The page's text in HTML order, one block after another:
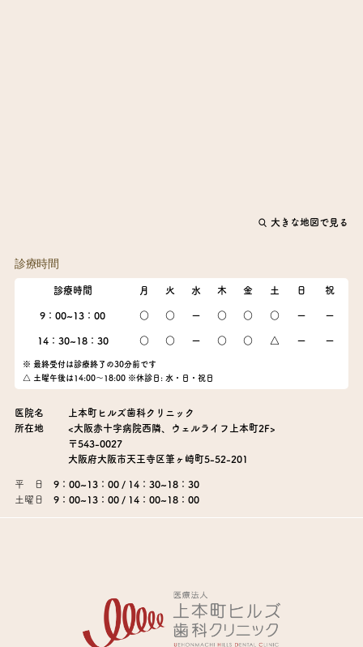
大きな地図で見る
診療時間
診療時間 月 火 水 木 金 土 日 祝
9：00~13：00 ○ ○ ー ○ ○ ○ ー ー
14：30~18：30 ○ ○ ー ○ ○ △ ー ー
※ 最終受付は診療終了の30分前です
△ 土曜午後は14:00～18:00 ※休診日: 水・日・祝日
医院名
上本町ヒルズ歯科クリニック
所在地
<大阪赤十字病院西隣、ウェルライフ上本町2F>
〒543-0027
大阪府大阪市天王寺区筆ヶ崎町5-52-201
平 日
9：00~13：00 / 14：30~18：30
土曜日
9：00~13：00 / 14：00~18：00